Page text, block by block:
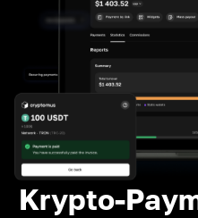
Krypto-